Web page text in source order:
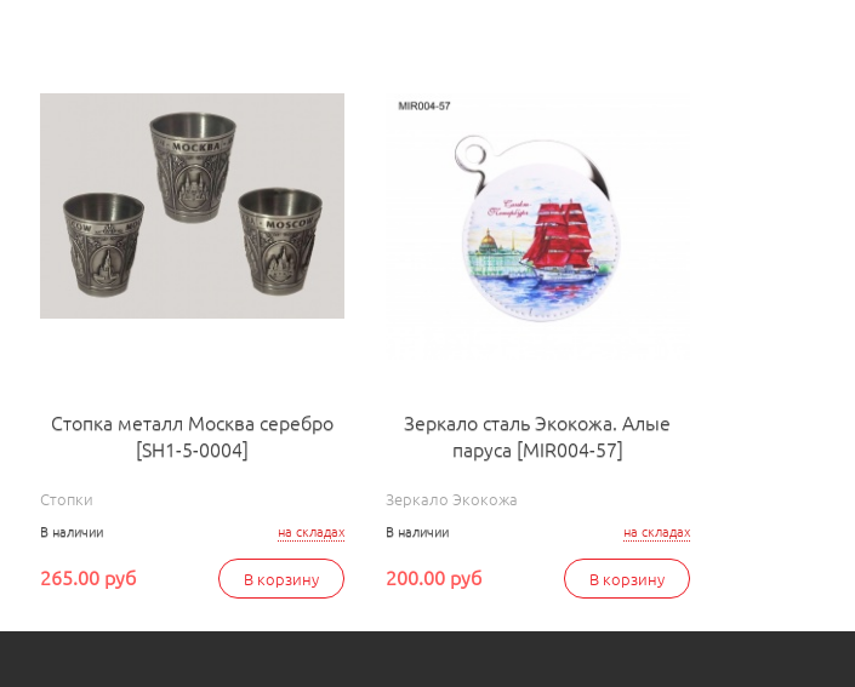
Стопка металл Москва серебро
[SH1-5-0004]
Стопки
на складах
В наличии
В корзину
265.00 руб
Зеркало сталь Экокожа. Алые
паруса [MIR004-57]
Зеркало Экокожа
на складах
В наличии
В корзину
200.00 руб